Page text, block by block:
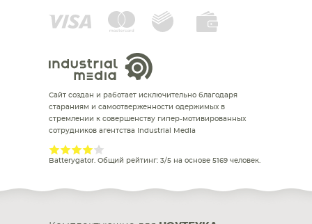
Сайт создан и работает исключительно благодаря
стараниям и самоотверженности одержимых в
стремлении к совершенству гипер-мотивированных
сотрудников агентства Industrial Media
Batterygator. Общий рейтинг: 3/5 на основе 5169 человек.